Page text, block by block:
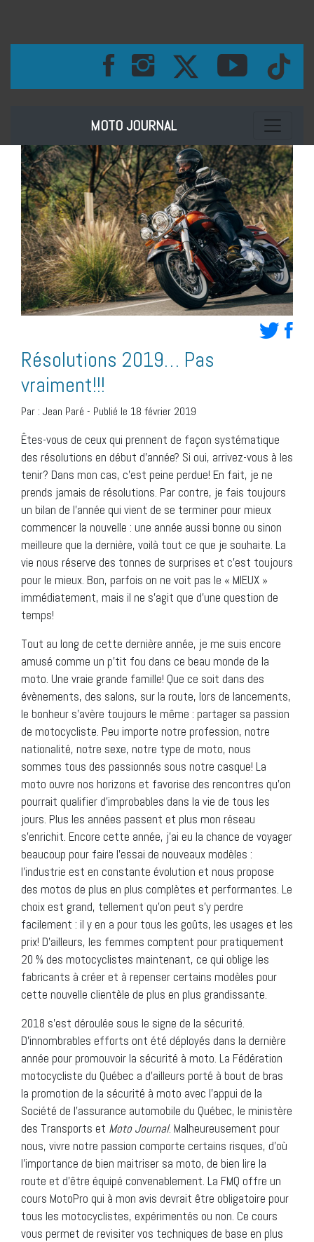
MOTO JOURNAL Toggle
Résolutions 2019… Pas
vraiment!!!
Par : Jean Paré - Publié le 18 février 2019
Êtes-vous de ceux qui prennent de façon systématique
des résolutions en début d’année? Si oui, arrivez-vous à les
tenir? Dans mon cas, c’est peine perdue! En fait, je ne
prends jamais de résolutions. Par contre, je fais toujours
un bilan de l’année qui vient de se terminer pour mieux
commencer la nouvelle : une année aussi bonne ou sinon
meilleure que la dernière, voilà tout ce que je souhaite. La
vie nous réserve des tonnes de surprises et c’est toujours
pour le mieux. Bon, parfois on ne voit pas le « MIEUX »
immédiatement, mais il ne s’agit que d’une question de
temps!
Tout au long de cette dernière année, je me suis encore
amusé comme un p’tit fou dans ce beau monde de la
moto. Une vraie grande famille! Que ce soit dans des
évènements, des salons, sur la route, lors de lancements,
le bonheur s’avère toujours le même : partager sa passion
de motocycliste. Peu importe notre profession, notre
nationalité, notre sexe, notre type de moto, nous
sommes tous des passionnés sous notre casque! La
moto ouvre nos horizons et favorise des rencontres qu’on
pourrait qualifier d’improbables dans la vie de tous les
jours. Plus les années passent et plus mon réseau
s’enrichit. Encore cette année, j’ai eu la chance de voyager
beaucoup pour faire l’essai de nouveaux modèles :
l’industrie est en constante évolution et nous propose
des motos de plus en plus complètes et performantes. Le
choix est grand, tellement qu’on peut s’y perdre
facilement : il y en a pour tous les goûts, les usages et les
prix! D’ailleurs, les femmes comptent pour pratiquement
20 % des motocyclistes maintenant, ce qui oblige les
fabricants à créer et à repenser certains modèles pour
cette nouvelle clientèle de plus en plus grandissante.
2018 s’est déroulée sous le signe de la sécurité.
D’innombrables efforts ont été déployés dans la dernière
année pour promouvoir la sécurité à moto. La Fédération
motocycliste du Québec a d’ailleurs porté à bout de bras
la promotion de la sécurité à moto avec l’appui de la
Société de l’assurance automobile du Québec, le ministère
des Transports et Moto Journal. Malheureusement pour
nous, vivre notre passion comporte certains risques, d’où
l’importance de bien maitriser sa moto, de bien lire la
route et d’être équipé convenablement. La FMQ offre un
cours MotoPro qui à mon avis devrait être obligatoire pour
tous les motocyclistes, expérimentés ou non. Ce cours
vous permet de revisiter vos techniques de base en plus